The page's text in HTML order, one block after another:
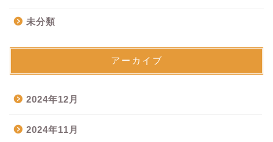
未分類
アーカイブ
2024年12月
2024年11月